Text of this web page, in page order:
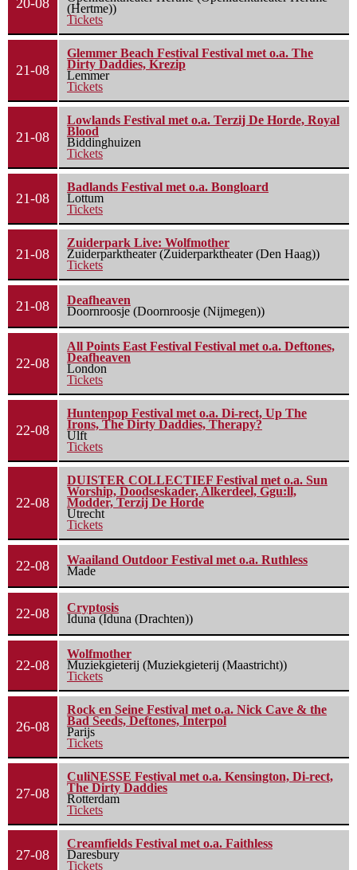
20-08
(Hertme))
Tickets
21-08
Glemmer Beach Festival Festival met o.a. The
Dirty Daddies, Krezip
Lemmer
Tickets
21-08
Lowlands Festival met o.a. Terzij De Horde, Royal
Blood
Biddinghuizen
Tickets
21-08
Badlands Festival met o.a. Bongloard
Lottum
Tickets
21-08
Zuiderpark Live: Wolfmother
Zuiderparktheater (Zuiderparktheater (Den Haag))
Tickets
21-08
Deafheaven
Doornroosje (Doornroosje (Nijmegen))
22-08
All Points East Festival Festival met o.a. Deftones,
Deafheaven
London
Tickets
22-08
Huntenpop Festival met o.a. Di-rect, Up The
Irons, The Dirty Daddies, Therapy?
Ulft
Tickets
22-08
DUISTER COLLECTIEF Festival met o.a. Sun
Worship, Doodseskader, Alkerdeel, Ggu:ll,
Modder, Terzij De Horde
Utrecht
Tickets
22-08
Waailand Outdoor Festival met o.a. Ruthless
Made
22-08
Cryptosis
Iduna (Iduna (Drachten))
22-08
Wolfmother
Muziekgieterij (Muziekgieterij (Maastricht))
Tickets
26-08
Rock en Seine Festival met o.a. Nick Cave & the
Bad Seeds, Deftones, Interpol
Parijs
Tickets
27-08
CuliNESSE Festival met o.a. Kensington, Di-rect,
The Dirty Daddies
Rotterdam
Tickets
27-08
Creamfields Festival met o.a. Faithless
Daresbury
Tickets